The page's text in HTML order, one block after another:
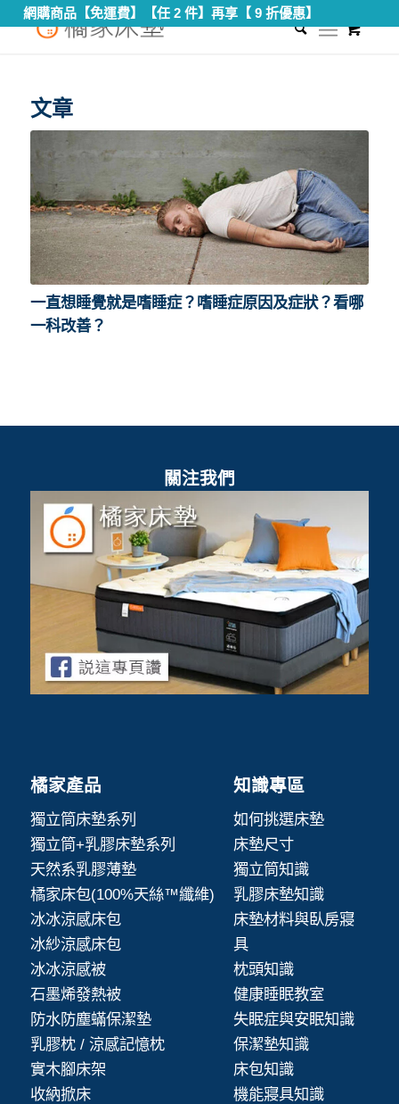
網購商品【免運費】【任 2 件】再享【 9 折優惠】
您現在的位置： 首頁 /嗜睡原因
文章
一直想睡覺就是嗜睡症？嗜睡症原因及症狀？看哪
一科改善？
關注我們
橘家產品
獨立筒床墊系列
獨立筒+乳膠床墊系列
天然系乳膠薄墊
橘家床包(100%天絲™纖維)
冰冰涼感床包
冰紗涼感床包
冰冰涼感被
石墨烯發熱被
防水防塵蟎保潔墊
乳膠枕 / 涼感記憶枕
實木腳床架
收納掀床
知識專區
如何挑選床墊
床墊尺寸
獨立筒知識
乳膠床墊知識
床墊材料與臥房寢
具
枕頭知識
健康睡眠教室
失眠症與安眠知識
保潔墊知識
床包知識
機能寢具知識